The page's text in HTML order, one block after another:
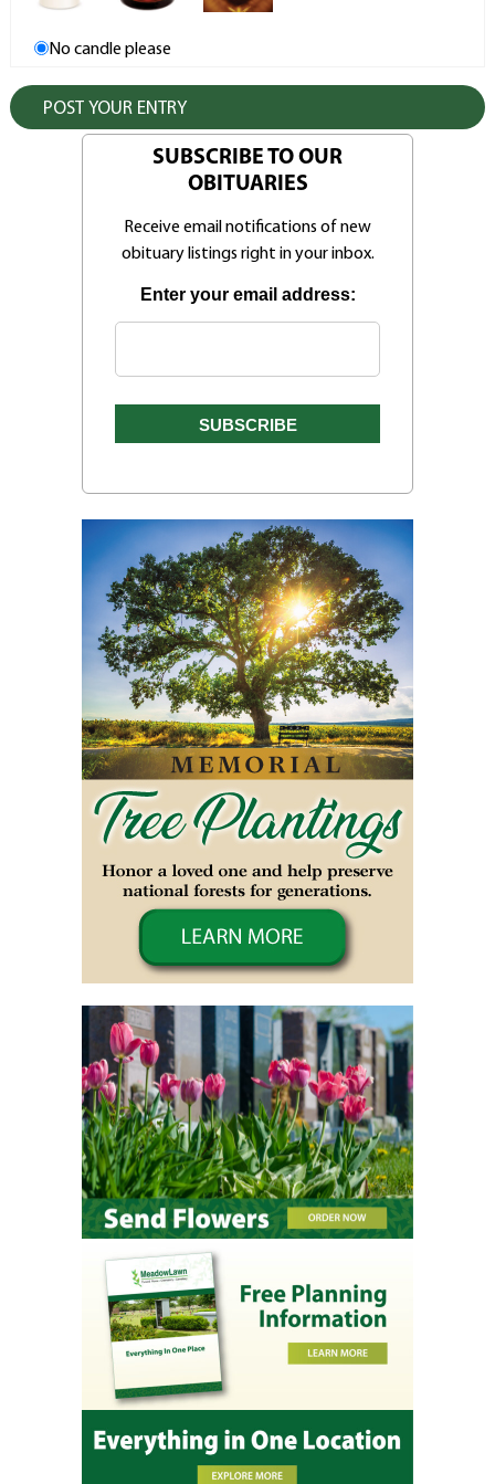
No candle please
SUBSCRIBE TO OUR
OBITUARIES
Receive email notifications of new
obituary listings right in your inbox.
Enter your email address: